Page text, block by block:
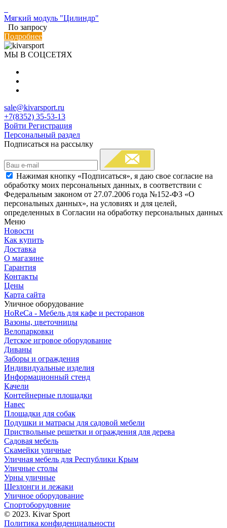
Мягкий модуль "Цилиндр"
По запросу
Подробнее
МЫ В СОЦСЕТЯХ
sale@kivarsport.ru
+7(8352) 35-53-13
Войти Регистрация
Персональный раздел
Подписаться на рассылку
Нажимая кнопку «Подписаться», я даю свое согласие на
обработку моих персональных данных, в соответствии с
Федеральным законом от 27.07.2006 года №152-ФЗ «О
персональных данных», на условиях и для целей,
определенных в Согласии на обработку персональных данных
Меню
Новости
Как купить
Доставка
О магазине
Гарантия
Контакты
Цены
Карта сайта
Уличное оборудование
HoReCa - Мебель для кафе и ресторанов
Вазоны, цветочницы
Велопарковки
Детское игровое оборудование
Диваны
Заборы и ограждения
Индивидуальные изделия
Информационный стенд
Качели
Контейнерные площадки
Навес
Площадки для собак
Подушки и матрасы для садовой мебели
Приствольные решетки и ограждения для дерева
Садовая мебель
Скамейки уличные
Уличная мебель для Республики Крым
Уличные столы
Урны уличные
Шезлонги и лежаки
Уличное оборудование
Спортоборудовние
© 2023. Kivar Sport
Политика конфиденциальности